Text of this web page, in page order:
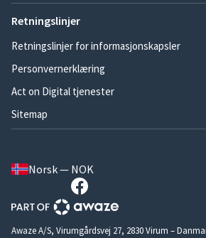
Retningslinjer
Retningslinjer for informasjonskapsler
Personvernerklæring
Act on Digital tjenester
Sitemap
Norsk — NOK
Awaze A/S, Virumgårdsvej 27, 2830 Virum –